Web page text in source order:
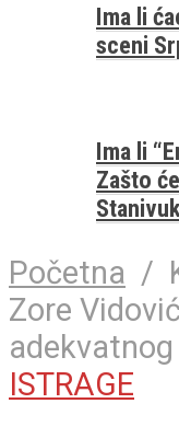
Ima li
sceni
Ima li
Zašto
Početna /
Zore
ISTRAGE